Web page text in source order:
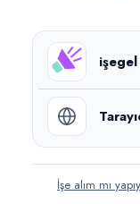
işegel
İşe alım mı